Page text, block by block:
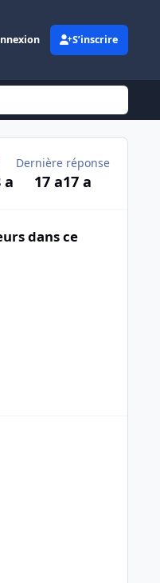
S’inscrire
a
Dernière réponse
17 a17 a
dans ce